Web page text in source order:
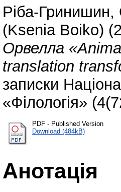
Ріба-
(Ksenia Boiko)
Орвелла
translation
записки
«Філологія»
PDF - Published Version
Download (484kB)
Анотація